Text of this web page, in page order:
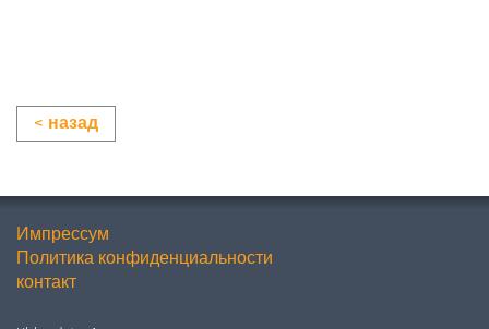
< назад
Импрессум
Политика конфиденциальности
контакт